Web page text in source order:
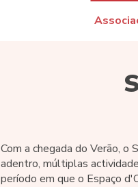
Com a chegada do Verão,
adentro, múltiplas
período em que o Espaço